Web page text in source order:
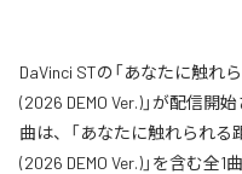
DaVinci STの「あなたに触れ
(2026 DEMO Ver.)」が配信開
曲は、「あなたに触れられる
(2026 DEMO Ver.)」を含む全1